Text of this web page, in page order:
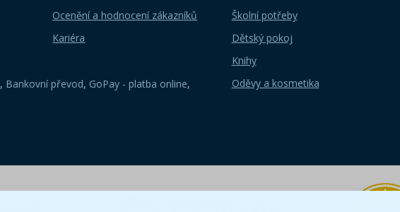
Ocenění a hodnocení zákazníků
Kariéra
Školní potřeby
Dětský pokoj
Knihy
Oděvy a kosmetika
, Bankovní převod, GoPay - platba online,